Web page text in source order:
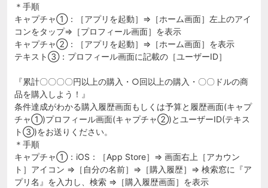
＊手順
キャプチャ①：［アプリを起動］⇒［ホーム画面］左上のアイ
コンをタップ⇒［プロフィール画面］を表示
キャプチャ②：［アプリを起動］⇒［ホーム画面］を表示
テキスト③：プロフィール画面に記載の［ユーザーID］
『累計〇〇〇〇円以上の購入・○回以上の購入・〇〇ドルの商
品を購入しよう！』
条件達成がわかる購入履歴画面もしくは予算と履歴画面(キャプ
チャ①)プロフィール画面(キャプチャ②)とユーザーID(テキス
ト③)をお送りください。
＊手順
キャプチャ①：iOS：［App Store］⇒ 画面右上［アカウン
ト］アイコン ⇒［自分の名前］⇒［購入履歴］⇒ 検索窓に『ア
プリ名』を入力し、検索 ⇒［購入履歴画面］を表示